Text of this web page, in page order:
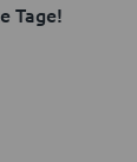
Tage!